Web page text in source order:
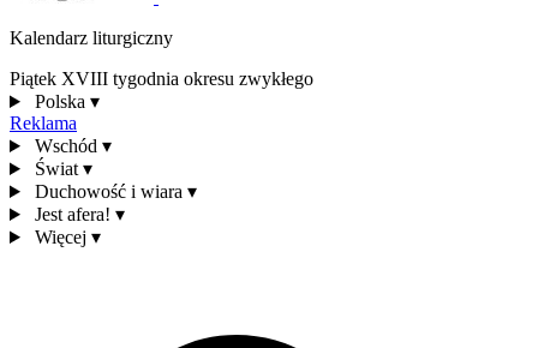
Kalendarz liturgiczny
Piątek XVIII tygodnia okresu zwykłego
Polska ▾
Reklama
Wschód ▾
Świat ▾
Duchowość i wiara ▾
Jest afera! ▾
Więcej ▾